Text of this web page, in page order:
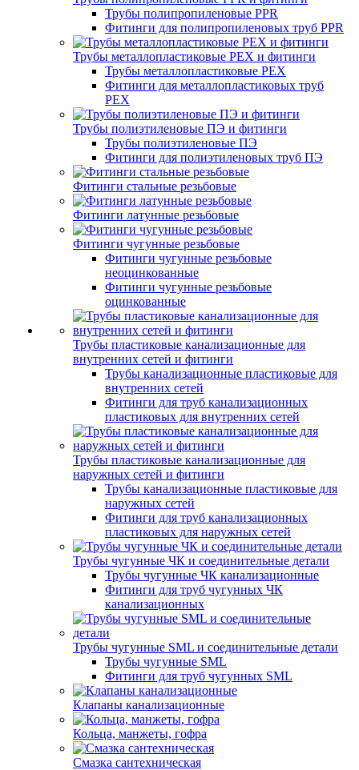
Трубы полипропиленовые PPR
Фитинги для полипропиленовых труб PPR
Трубы металлопластиковые PEX и фитинги
Трубы металлопластиковые PEX
Фитинги для металлопластиковых труб
PEX
Трубы полиэтиленовые ПЭ и фитинги
Трубы полиэтиленовые ПЭ
Фитинги для полиэтиленовых труб ПЭ
Фитинги стальные резьбовые
Фитинги латунные резьбовые
Фитинги чугунные резьбовые
Фитинги чугунные резьбовые
неоцинкованные
Фитинги чугунные резьбовые
оцинкованные
Трубы пластиковые канализационные для
внутренних сетей и фитинги
Трубы канализационные пластиковые для
внутренних сетей
Фитинги для труб канализационных
пластиковых для внутренних сетей
Трубы пластиковые канализационные для
наружных сетей и фитинги
Трубы канализационные пластиковые для
наружных сетей
Фитинги для труб канализационных
пластиковых для наружных сетей
Трубы чугунные ЧК и соединительные детали
Трубы чугунные ЧК канализационные
Фитинги для труб чугунных ЧК
канализационных
Трубы чугунные SML и соединительные детали
Трубы чугунные SML
Фитинги для труб чугунных SML
Клапаны канализационные
Кольца, манжеты, гофра
Смазка сантехническая